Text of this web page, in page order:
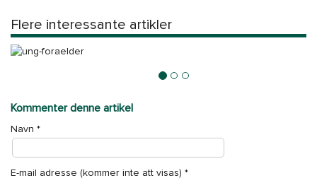
Flere interessante artikler
10 fordele ved at være en ung forælder
Kommenter denne artikel
Navn *
E-mail adresse (kommer inte att visas) *